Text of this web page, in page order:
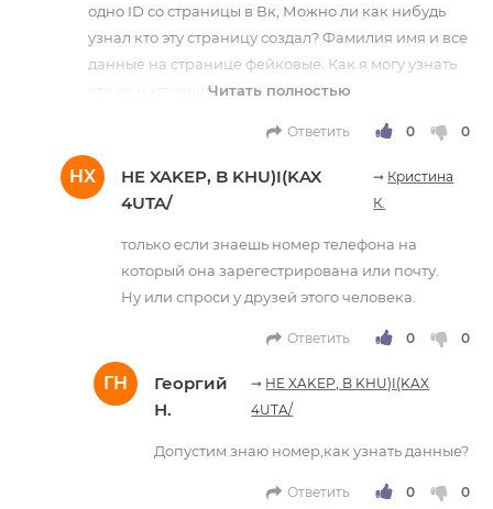
одно ID со страницы в Вк, Можно ли как нибудь
узнал кто эту страницу создал? Фамилия имя и все
данные на странице фейковые. Как я могу узнать
кто ее настоящий создатель?
Ответить
HX
HE XAKEP, B KHU)I(KAX
4UTA/
➞ Кристина
К.
только если знаешь номер телефона на
который она зарегестрирована или почту.
Ну или спроси у друзей этого человека.
Ответить
ГН
Георгий
Н.
➞ HE XAKEP, B KHU)I(KAX
4UTA/
Допустим знаю номер,как узнать данные?
Ответить